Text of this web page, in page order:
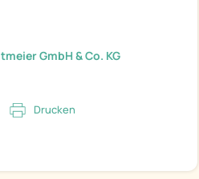
GmbH & Co. KG
Drucken